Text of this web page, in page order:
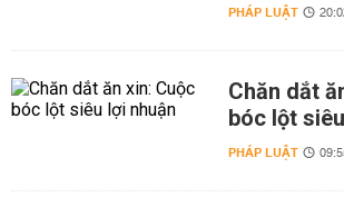
PHÁP LUẬT
Chăn dắt
bóc lột
PHÁP LUẬT